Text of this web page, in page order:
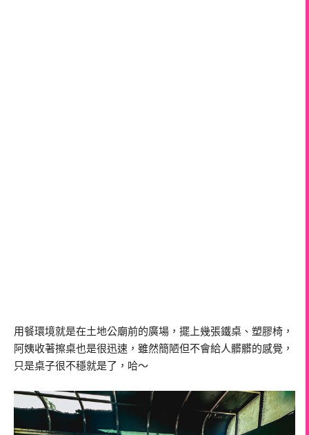
用餐環境就是在土地公廟前的廣場，擺上幾張鐵桌、塑膠椅，
阿姨收著擦桌也是很迅速，雖然簡陋但不會給人髒髒的感覺，
只是桌子很不穩就是了，哈～